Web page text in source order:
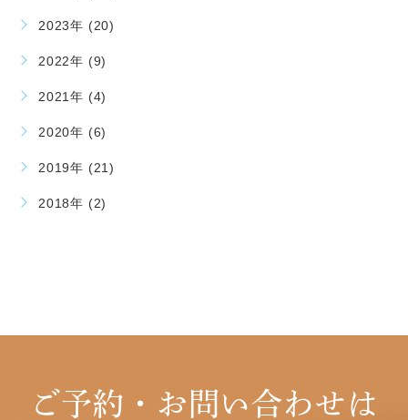
2023年 (20)
2022年 (9)
2021年 (4)
2020年 (6)
2019年 (21)
2018年 (2)
ご予約・お問い合わせは